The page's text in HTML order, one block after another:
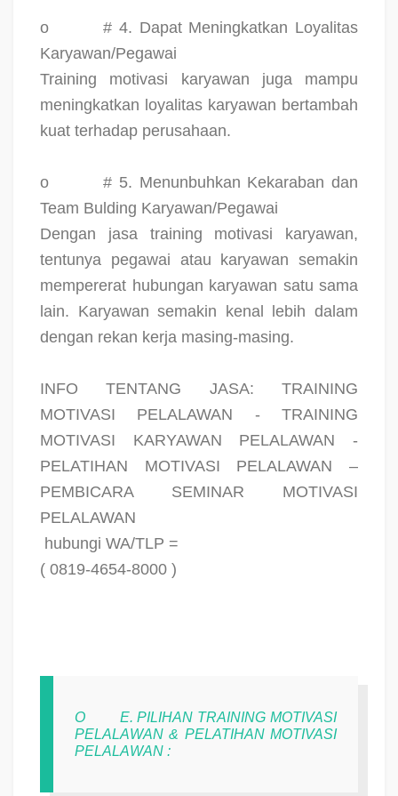
o
# 4. Dapat Meningkatkan Loyalitas
Karyawan/Pegawai
Training motivasi karyawan juga mampu
meningkatkan loyalitas karyawan bertambah
kuat terhadap perusahaan.
o
# 5. Menunbuhkan Kekaraban dan
Team Bulding Karyawan/Pegawai
Dengan jasa training motivasi karyawan,
tentunya pegawai atau karyawan semakin
mempererat hubungan karyawan satu sama
lain. Karyawan semakin kenal lebih dalam
dengan rekan kerja masing-masing.
INFO TENTANG JASA: TRAINING
MOTIVASI PELALAWAN - TRAINING
MOTIVASI KARYAWAN PELALAWAN -
PELATIHAN MOTIVASI PELALAWAN –
PEMBICARA SEMINAR MOTIVASI
PELALAWAN
hubungi WA/TLP =
( 0819-4654-8000 )
O
E. PILIHAN TRAINING MOTIVASI
PELALAWAN & PELATIHAN MOTIVASI
PELALAWAN :